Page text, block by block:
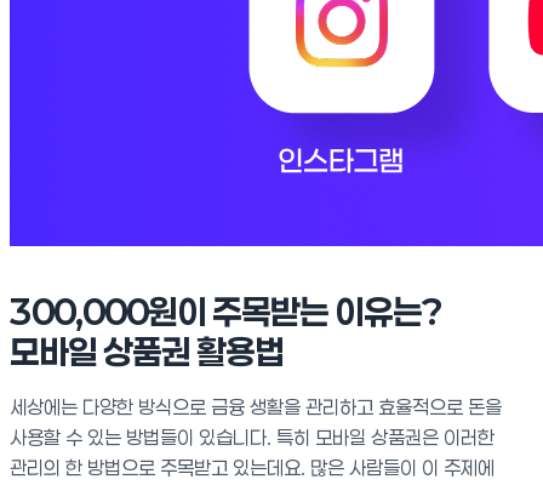
300,000원이 주목받는 이유는?
모바일 상품권 활용법
세상에는 다양한 방식으로 금융 생활을 관리하고 효율적으로 돈을
사용할 수 있는 방법들이 있습니다. 특히 모바일 상품권은 이러한
관리의 한 방법으로 주목받고 있는데요. 많은 사람들이 이 주제에